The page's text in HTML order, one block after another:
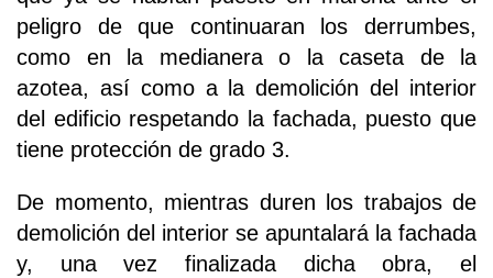
peligro de que continuaran los derrumbes,
como en la medianera o la caseta de la
azotea, así como a la demolición del interior
del edificio respetando la fachada, puesto que
tiene protección de grado 3.
De momento, mientras duren los trabajos de
demolición del interior se apuntalará la fachada
y, una vez finalizada dicha obra, el